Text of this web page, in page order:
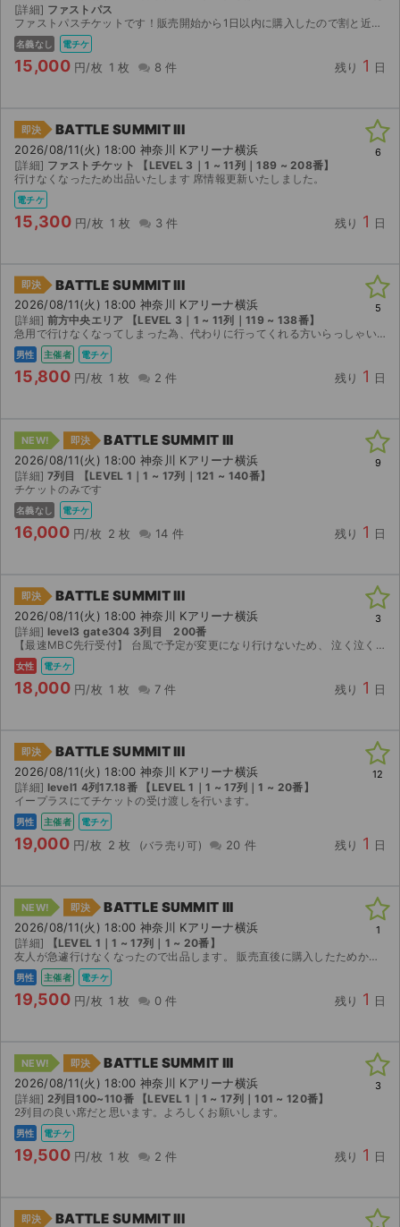
[詳細] ファストパス
ファストパスチケットです！販売開始から1日以内に購入したので割と近い距離で見れると思います。
名義なし 電チケ
15,000 円/枚 1 枚 8 件 残り 1 日
即決 BATTLE SUMMIT III
2026/08/11(火) 18:00 神奈川 Kアリーナ横浜
[詳細] ファストチケット 【LEVEL 3｜1 ~ 11列｜189 ~ 208番】
行けなくなったため出品いたします 席情報更新いたしました。
電チケ
15,300 円/枚 1 枚 3 件 残り 1 日
6
即決 BATTLE SUMMIT III
2026/08/11(火) 18:00 神奈川 Kアリーナ横浜
[詳細] 前方中央エリア 【LEVEL 3｜1 ~ 11列｜119 ~ 138番】
急用で行けなくなってしまった為、代わりに行ってくれる方いらっしゃいましたらぜひお願いいたします！！
男性 主催者 電チケ
15,800 円/枚 1 枚 2 件 残り 1 日
5
NEW! 即決 BATTLE SUMMIT III
2026/08/11(火) 18:00 神奈川 Kアリーナ横浜
[詳細] 7列目 【LEVEL 1｜1 ~ 17列｜121 ~ 140番】
チケットのみです
名義なし 電チケ
16,000 円/枚 2 枚 14 件 残り 1 日
9
即決 BATTLE SUMMIT III
2026/08/11(火) 18:00 神奈川 Kアリーナ横浜
[詳細] level3 gate304 3列目 200番
【最速MBC先行受付】 台風で予定が変更になり行けないため、 泣く泣く出品いたします。
女性 電チケ
18,000 円/枚 1 枚 7 件 残り 1 日
3
即決 BATTLE SUMMIT III
2026/08/11(火) 18:00 神奈川 Kアリーナ横浜
[詳細] level1 4列17.18番 【LEVEL 1｜1 ~ 17列｜1 ~ 20番】
イープラスにてチケットの受け渡しを行います。
男性 主催者 電チケ
19,000 円/枚 2 枚 20 件 残り 1 日
12
NEW! 即決 BATTLE SUMMIT III
2026/08/11(火) 18:00 神奈川 Kアリーナ横浜
[詳細]
【LEVEL 1｜1 ~ 17列｜1 ~ 20番】
友人が急遽行けなくなったので出品します。 販売直後に購入したためかなり良い席だと思います。 レベル1 2列目 10番代です。 全力で楽しみましょう！ 短い間ですがよろしくお願...
男性 主催者 電チケ
19,500 円/枚 1 枚 0 件 残り 1 日
1
NEW! 即決 BATTLE SUMMIT III
2026/08/11(火) 18:00 神奈川 Kアリーナ横浜
[詳細] 2列目100~110番 【LEVEL 1｜1 ~ 17列｜101 ~ 120番】
2列目の良い席だと思います。よろしくお願いします。
男性 電チケ
19,500 円/枚 1 枚 2 件 残り 1 日
3
即決 BATTLE SUMMIT III